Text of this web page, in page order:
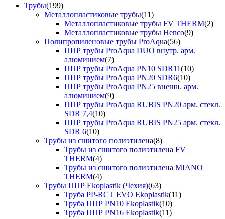
Трубы(199)
Металлопластиковые трубы(11)
Металлопластиковые трубы FV THERM(2)
Металлопластиковые трубы Henco(9)
Полипропиленовые трубы ProAqua(56)
ППР трубы ProAqua DUO внутр. арм.
алюминием(7)
ППР трубы ProAqua PN10 SDR11(10)
ППР трубы ProAqua PN20 SDR6(10)
ППР трубы ProAqua PN25 внешн. арм.
алюминием(9)
ППР трубы ProAqua RUBIS PN20 арм. стекл.
SDR 7,4(10)
ППР трубы ProAqua RUBIS PN25 арм. стекл.
SDR 6(10)
Трубы из сшитого полиэтилена(8)
Трубы из сшитого полиэтилена FV
THERM(4)
Трубы из сшитого полиэтилена MIANO
THERM(4)
Трубы ППР Ekoplastik (Чехия)(63)
Труба PP-RCT EVO Ekoplastik(11)
Труба ППР PN10 Ekoplastik(10)
Труба ППР PN16 Ekoplastik(11)